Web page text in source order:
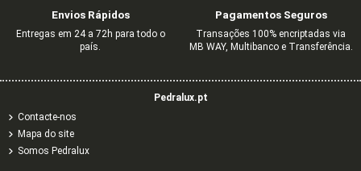
Envios Rápidos
Entregas em 24 a 72h para todo o
país.
Pagamentos Seguros
Transações 100% encriptadas via
MB WAY, Multibanco e Transferência.
Pedralux.pt
Contacte-nos
Mapa do site
Somos Pedralux